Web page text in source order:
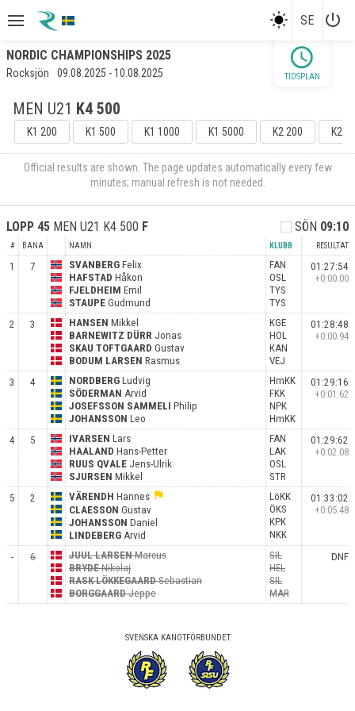
SE power_settings_new
NORDIC CHAMPIONSHIPS 2025
Rocksjön 09.08.2025 - 10.08.2025
MEN U21 K4 500
K1 200 K1 500 K1 1000 K1 5000 K2 200 K2
schedule
TIDSPLAN
Official results are shown. The page updates automatically every few
minutes; manual refresh is not needed.
LOPP 45 MEN U21 K4 500 F SÖN 09:10
# BANA NAMN KLUBB RESULTAT
1 7 SVANBERG Felix
HAFSTAD Håkon
FJELDHEIM Emil
STAUPE Gudmund
FAN
OSL
TYS
TYS
01:27:54
+0:00.00
2 3 HANSEN Mikkel
BARNEWITZ DÜRR Jonas
SKAU TOFTGAARD Gustav
BODUM LARSEN Rasmus
KGE
HOL
KAN
VEJ
01:28:48
+0:00.94
3 4 NORDBERG Ludvig
SÖDERMAN Arvid
JOSEFSSON SAMMELI Philip
JOHANSSON Leo
HmKK
FKK
NPK
HmKK
01:29:16
+0:01.62
4 5 IVARSEN Lars
HAALAND Hans-Petter
RUUS QVALE Jens-Ulrik
SJURSEN Mikkel
FAN
LAK
OSL
STR
01:29:62
+0:02.08
5 2 VÄRENDH Hannes flag
CLAESSON Gustav
JOHANSSON Daniel
LINDEBERG Arvid
LöKK
ÖKS
KPK
NKK
01:33:02
+0:05.48
- 6 JUUL LARSEN Marcus
BRYDE Nikolaj
RASK LÖKKEGAARD Sebastian
BORGGAARD Jeppe
SIL
HEL
SIL
MAR
DNF
SVENSKA KANOTFÖRBUNDET